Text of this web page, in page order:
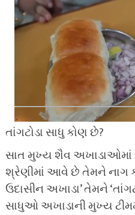
તાંગટોડા સાધુ કોણ છે?
સાત મુખ્ય શૈવ અખાડાઓમાં
શ્રેણીમાં આવે છે તેમને નાગ
ઉદાસીન અખાડા’ તેમને
સાધુઓ અખાડાની મુખ્ય